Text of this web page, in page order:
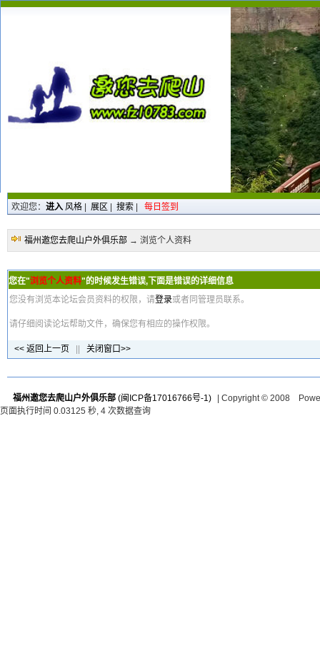
欢迎您： 进入 风格 展区 搜索 每日签到
福州邀您去爬山户外俱乐部 → 浏览个人资料
您在"浏览个人资料"的时候发生错误,下面是错误的详细信息
您没有浏览本论坛会员资料的权限，请登录或者同管理员联系。
请仔细阅读论坛帮助文件，确保您有相应的操作权限。
<< 返回上一页 关闭窗口>>
福州邀您去爬山户外俱乐部 (闽ICP备17016766号-1)
| Copyright © 2008
页面执行时间 0.03125 秒, 4 次数据查询